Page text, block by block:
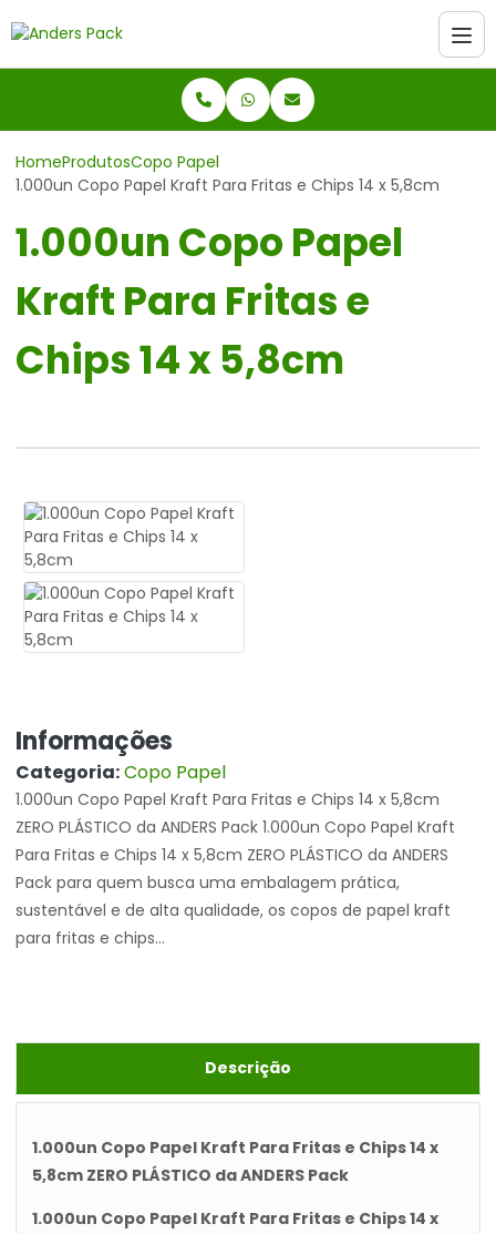
HomeProdutosCopo Papel
1.000un Copo Papel Kraft Para Fritas e Chips 14 x 5,8cm
1.000un Copo Papel
Kraft Para Fritas e
Chips 14 x 5,8cm
Informações
Categoria:Copo Papel
1.000un Copo Papel Kraft Para Fritas e Chips 14 x 5,8cm
ZERO PLÁSTICO da ANDERS Pack 1.000un Copo Papel Kraft
Para Fritas e Chips 14 x 5,8cm ZERO PLÁSTICO da ANDERS
Pack para quem busca uma embalagem prática,
sustentável e de alta qualidade, os copos de papel kraft
para fritas e chips...
Descrição
1.000un Copo Papel Kraft Para Fritas e Chips 14 x
5,8cm ZERO PLÁSTICO da ANDERS Pack
1.000un Copo Papel Kraft Para Fritas e Chips 14 x